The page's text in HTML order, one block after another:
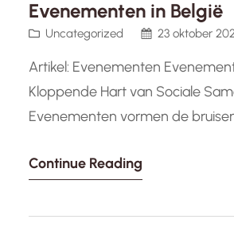
Evenementen in België
Uncategorized 23 oktober
Artikel: Evenementen
Kloppende Hart van Sociale
Evenementen vormen de
Of het nu gaat om festivals,
brengen mensen samen en
Continue Reading